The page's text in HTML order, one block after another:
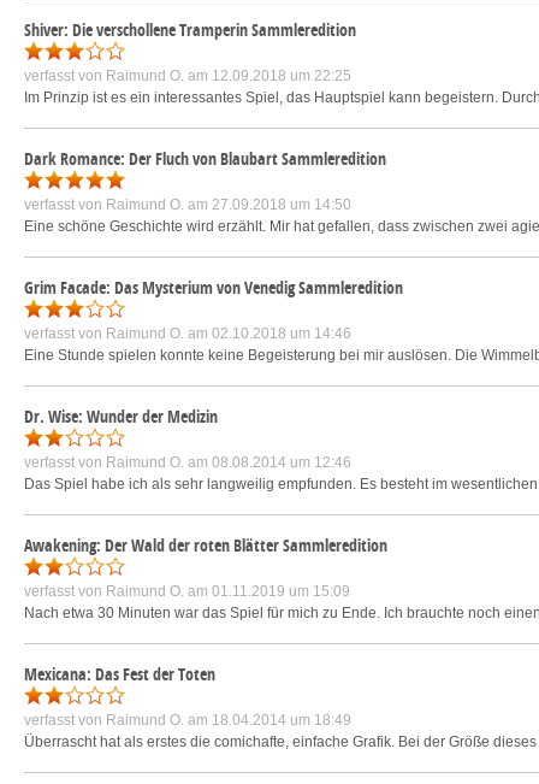
Shiver: Die verschollene Tramperin Sammleredition
verfasst von Raimund O. am 12.09.2018 um 22:25
Im Prinzip ist es ein interessantes Spiel, das Hauptspiel kann begeistern.
Dark Romance: Der Fluch von Blaubart Sammleredition
verfasst von Raimund O. am 27.09.2018 um 14:50
Eine schöne Geschichte wird erzählt. Mir hat gefallen, dass zwischen zwei
Grim Facade: Das Mysterium von Venedig Sammleredition
verfasst von Raimund O. am 02.10.2018 um 14:46
Eine Stunde spielen konnte keine Begeisterung bei mir auslösen. Die
Dr. Wise: Wunder der Medizin
verfasst von Raimund O. am 08.08.2014 um 12:46
Das Spiel habe ich als sehr langweilig empfunden. Es besteht im
Awakening: Der Wald der roten Blätter Sammleredition
verfasst von Raimund O. am 01.11.2019 um 15:09
Nach etwa 30 Minuten war das Spiel für mich zu Ende. Ich brauchte noch
Mexicana: Das Fest der Toten
verfasst von Raimund O. am 18.04.2014 um 18:49
Überrascht hat als erstes die comichafte, einfache Grafik. Bei der Größe